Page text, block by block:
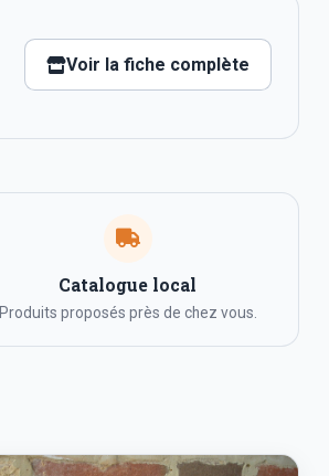
Voir la fiche complète
Catalogue local
Produits proposés près de chez vous.